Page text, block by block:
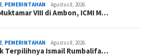
, PEMERINTAHAN Agustus 8, 2026
VIII di Ambon, ICMI M…
, PEMERINTAHAN Agustus 8, 2026
Terpilihnya Ismail Rumbalifa…